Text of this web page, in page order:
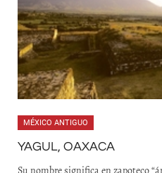
MÉXICO ANTIGUO
YAGUL, OAXACA